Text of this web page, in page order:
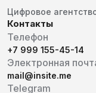
Цифровое
Контакты
Телефон
+7 999 155-45-14
Электронная
mail@insite.me
Telegram